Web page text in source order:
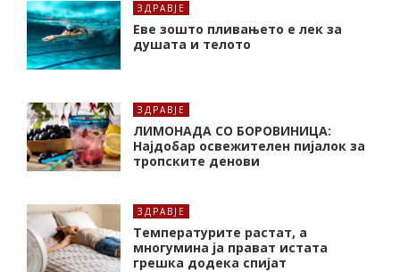
ЗДРАВЈЕ
Еве зошто пливањето е лек за
душата и телото
ЗДРАВЈЕ
ЛИМОНАДА СО БОРОВИНИЦА:
Најдобар освежителен пијалок за
тропските денови
ЗДРАВЈЕ
Температурите растат, а
многумина ја прават истата
грешка додека спијат